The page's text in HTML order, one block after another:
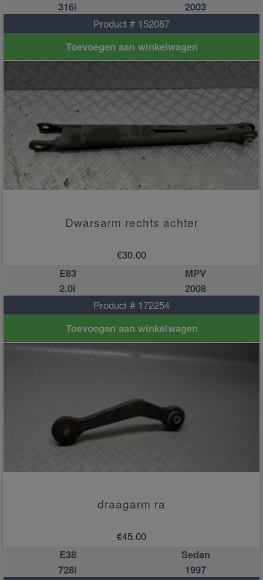
316i
2003
Product # 152087
Toevoegen aan winkelwagen
Dwarsarm rechts achter
€30.00
E83
MPV
2.0i
2008
Product # 172254
Toevoegen aan winkelwagen
draagarm ra
€45.00
E38
Sedan
728i
1997